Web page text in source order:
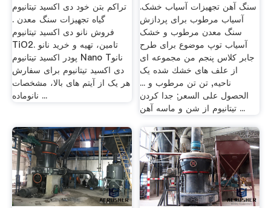
تراکم بتن خود دی اکسید تیتانیوم
گیاه تجهیزات سنگ معدن .
فروش نانو دی اکسید تیتانیوم
TiO2. تامین، تهیه و خرید نانو
پودر اکسید تیتانیوم Nano Tنانو
دی اکسید تیتانیوم برای سفارش
هر یک از آیتم های بالا، مشخصات
نانوماده ...
سنگ آهن تجهیزات آسیاب خشک.
آسیاب مرطوب برای پردازش
سنگ معدن مرطوب و خشک
آسیاب توپ موضوع برای طرح
جابر کلاس پنجم من مجموعه ای
از علف های خشك شده یک
ناحیه, تن تن مرطوب و ...
الحصول على السعر; جدا کردن
تیتانیوم از شن و ماسه آهن ...